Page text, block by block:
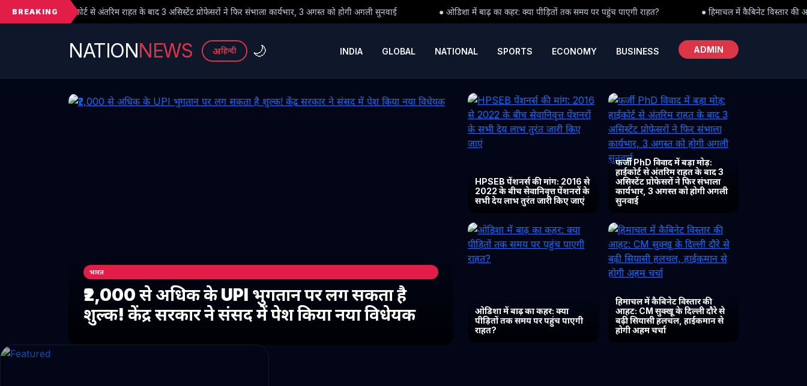
BREAKING
राहत के बाद 3 असिस्टेंट प्रोफेसरों ने फिर संभाला कार्यभार, 3 अगस्त को होगी अगली सुनवाई ● ओडिशा में बाढ़ का कहर: क्या पीड़ितों तक समय पर पहुंच पाएगी राहत? ● हिमाचल में कैबिनेट विस्तार की आहट: CM सुक्खू के दिल्ली दौरे से
NATIONNEWS अहिन्दी 🌙 INDIA GLOBAL NATIONAL SPORTS ECONOMY BUSINESS ADMIN
भारत
₹2,000 से अधिक के UPI भुगतान पर लग सकता है
शुल्क! केंद्र सरकार ने संसद में पेश किया नया विधेयक
HPSEB पेंशनर्स की मांग: 2016 से
2022 के बीच सेवानिवृत्त पेंशनरों के
सभी देय लाभ तुरंत जारी किए जाएं
फर्जी PhD विवाद में बड़ा मोड़:
हाईकोर्ट से अंतरिम राहत के बाद 3
असिस्टेंट प्रोफेसरों ने फिर संभाला
कार्यभार, 3 अगस्त को होगी अगली
सुनवाई
ओडिशा में बाढ़ का कहर: क्या
पीड़ितों तक समय पर पहुंच पाएगी
राहत?
हिमाचल में कैबिनेट विस्तार की
आहट: CM सुक्खू के दिल्ली दौरे से
बढ़ी सियासी हलचल, हाईकमान से
होगी अहम चर्चा